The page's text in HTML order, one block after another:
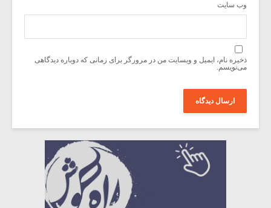
وب‌ سایت
ذخیره نام، ایمیل و وبسایت من در مرورگر برای زمانی که دوباره دیدگاهی
می‌نویسم.